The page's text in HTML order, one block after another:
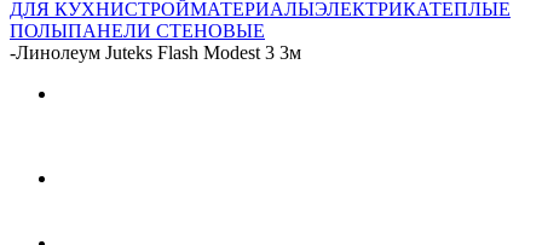
ДЛЯ КУХНИСТРОЙМАТЕРИАЛЫЭЛЕКТРИКАТЕПЛЫЕ
ПОЛЫПАНЕЛИ СТЕНОВЫЕ
-Линолеум Juteks Flash Modest 3 3м